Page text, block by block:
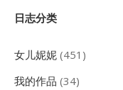
Sidebar
日志分类
女儿妮妮 (451)
我的作品 (34)